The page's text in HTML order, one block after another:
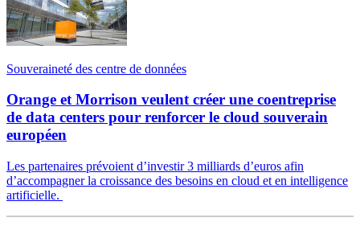
Souveraineté des centre de données
Orange et Morrison veulent créer une coentreprise
de data centers pour renforcer le cloud souverain
européen
Les partenaires prévoient d’investir 3 milliards d’euros afin
d’accompagner la croissance des besoins en cloud et en intelligence
artificielle.